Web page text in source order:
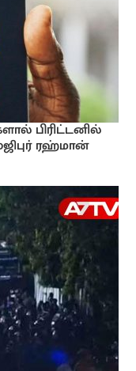
பிரிட்டனில்
ரஹ்மான்